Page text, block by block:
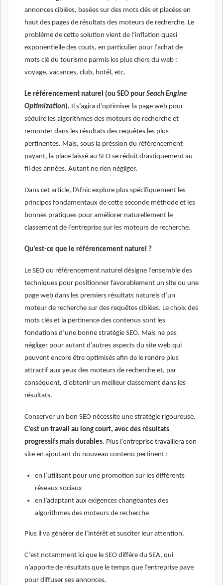
annonces ciblées, basées sur des mots clés et placées en
haut des pages de résultats des moteurs de recherche. Le
problème de cette solution vient de l’inflation quasi
exponentielle des couts, en particulier pour l’achat de
mots clé du tourisme parmis les plus chers du web :
voyage, vacances, club, hotêl, etc.
Le référencement naturel (ou SEO pour Seach Engine
Optimization). Il s’agira d’optimiser la page web pour
séduire les algorithmes des moteurs de recherche et
remonter dans les résultats des requêtes les plus
pertinentes. Mais, sous la préssion du référencement
payant, la place laissé au SEO se réduit drastiquement au
fil des années. Autant ne rien négliger.
Dans cet article, l’Afnic explore plus spécifiquement les
principes fondamentaux de cette seconde méthode et les
bonnes pratiques pour améliorer naturellement le
classement de l’entreprise sur les moteurs de recherche.
Qu’est-ce que le référencement naturel ?
Le SEO ou référencement naturel désigne l’ensemble des
techniques pour positionner favorablement un site ou une
page web dans les premiers résultats naturels d’un
moteur de recherche sur des requêtes ciblées. Le choix des
mots clés et la pertinence des contenus sont les
fondations d’une bonne stratégie SEO. Mais ne pas
négliger pour autant d’autres aspects du site web qui
peuvent encore être optimisés afin de le rendre plus
attractif aux yeux des moteurs de recherche et, par
conséquent, d'obtenir un meilleur classement dans les
résultats.
Conserver un bon SEO nécessite une stratégie rigoureuse.
C’est un travail au long court, avec des résultats
progressifs mais durables. Plus l’entreprise travaillera son
site en ajoutant du nouveau contenu pertinent :
en l’utilisant pour une promotion sur les différents
réseaux sociaux
en l’adaptant aux exigences changeantes des
algorithmes des moteurs de recherche
Plus il va générer de l’intérêt et susciter leur attention.
C’est notamment ici que le SEO diffère du SEA, qui
n’apporte de résultats que le temps que l’entreprise paye
pour diffuser ses annonces.